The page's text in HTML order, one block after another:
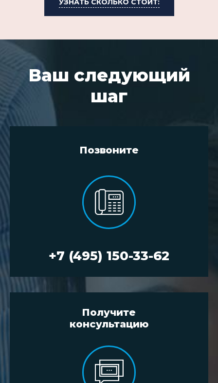
Ваш следующий
шаг
Позвоните
+7 (495) 150-33-62
Получите
консультацию